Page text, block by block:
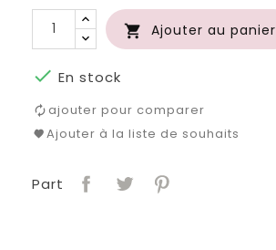
 Ajouter au panier
 En stock
ajouter pour comparer
Ajouter à la liste de souhaits
Part